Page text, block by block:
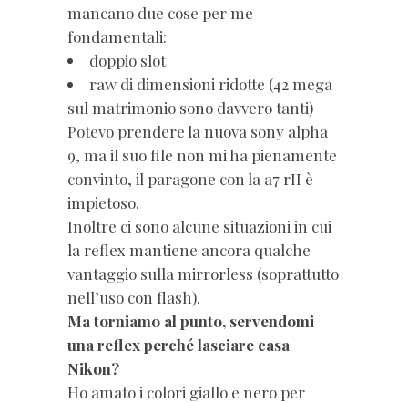
mancano due cose per me
fondamentali:
doppio slot
raw di dimensioni ridotte (42 mega
sul matrimonio sono davvero tanti)
Potevo prendere la nuova sony alpha
9, ma il suo file non mi ha pienamente
convinto, il paragone con la a7 rII è
impietoso.
Inoltre ci sono alcune situazioni in cui
la reflex mantiene ancora qualche
vantaggio sulla mirrorless (soprattutto
nell’uso con flash).
Ma torniamo al punto, servendomi
una reflex perché lasciare casa
Nikon?
Ho amato i colori giallo e nero per